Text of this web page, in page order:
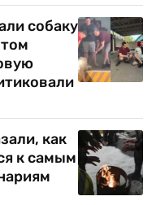
собаку
как
к самым